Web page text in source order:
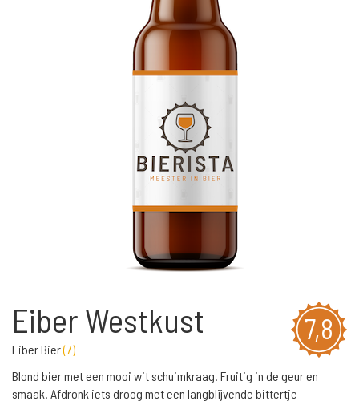
7,8
Eiber Westkust
Eiber Bier(7)
Blond bier met een mooi wit schuimkraag. Fruitig in de geur en
smaak. Afdronk iets droog met een langblijvende bittertje